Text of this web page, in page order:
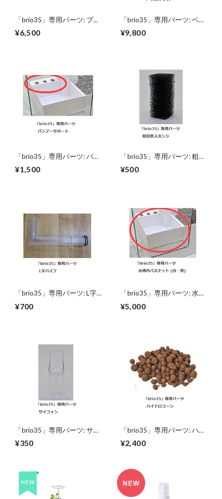
「brio35」専用パーツ: プラ
¥6,500
「brio35」専用パーツ: ベー
¥9,800
「brio35」専用パーツ: バン
¥1,500
「brio35」専用パーツ: 粗目
¥500
「brio35」専用パーツ: L字
¥700
「brio35」専用パーツ: 水槽
¥5,000
「brio35」専用パーツ: サイ
¥350
「brio35」専用パーツ: ハイ
¥2,400